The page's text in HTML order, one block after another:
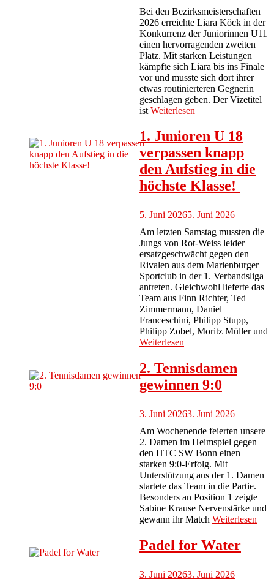
Bei den Bezirksmeisterschaften
2026 erreichte Liara Köck in der
Konkurrenz der Juniorinnen U11
einen hervorragenden zweiten
Platz. Mit starken Leistungen
kämpfte sich Liara bis ins Finale
vor und musste sich dort ihrer
etwas routinierteren Gegnerin
geschlagen geben. Der Vizetitel
ist Weiterlesen
1. Junioren U 18
verpassen knapp
den Aufstieg in die
höchste Klasse!
5. Juni 20265. Juni 2026
Am letzten Samstag mussten die
Jungs von Rot-Weiss leider
ersatzgeschwächt gegen den
Rivalen aus dem Marienburger
Sportclub in der 1. Verbandsliga
antreten. Gleichwohl lieferte das
Team aus Finn Richter, Ted
Zimmermann, Daniel
Franceschini, Philipp Stupp,
Philipp Zobel, Moritz Müller und
Weiterlesen
2. Tennisdamen
gewinnen 9:0
3. Juni 20263. Juni 2026
Am Wochenende feierten unsere
2. Damen im Heimspiel gegen
den HTC SW Bonn einen
starken 9:0-Erfolg. Mit
Unterstützung aus der 1. Damen
startete das Team in die Partie.
Besonders an Position 1 zeigte
Sabine Krause Nervenstärke und
gewann ihr Match Weiterlesen
Padel for Water
3. Juni 20263. Juni 2026